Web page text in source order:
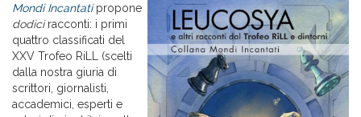
Mondi Incantatipropone
dodiciracconti: i primi
quattro classificati del
XXV Trofeo RiLL (scelti
dalla nostra giuria di
scrittori, giornalisti,
accademici, esperti e